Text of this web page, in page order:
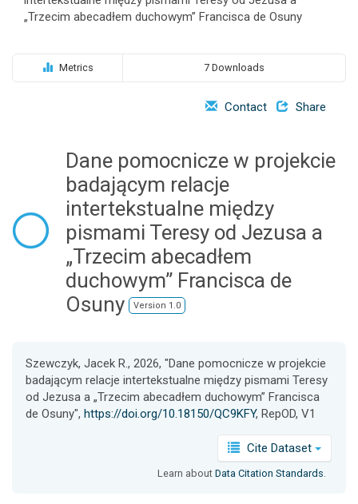
„Trzecim abecadłem duchowym” Francisca de Osuny
Metrics 7 Downloads
Contact Share
Dane pomocnicze w projekcie
badającym relacje
intertekstualne między
pismami Teresy od Jezusa a
„Trzecim abecadłem
duchowym” Francisca de
Osuny
Version 1.0
Szewczyk, Jacek R., 2026, "Dane pomocnicze w projekcie
badającym relacje intertekstualne między pismami Teresy
od Jezusa a „Trzecim abecadłem duchowym” Francisca
de Osuny", https://doi.org/10.18150/QC9KFY, RepOD, V1
Cite Dataset
Learn aboutData Citation Standards.